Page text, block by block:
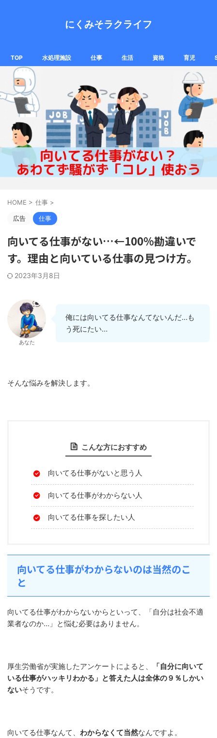
にくみそラクライフ
TOP 水処理施設 仕事 生活 資格 育児
HOME > 仕事 >
広告 仕事
向いてる仕事がない…←100%勘違いで
す。理由と向いている仕事の見つけ方。
2023年3月8日
あなた
俺には向いてる仕事なんてないんだ…も
う死にたい…
そんな悩みを解決します。
こんな方におすすめ
向いてる仕事がないと思う人
向いてる仕事がわからない人
向いてる仕事を探したい人
向いてる仕事がわからないのは当然のこ
と
向いてる仕事がわからないからといって、「自分は社会不適
業者なのか…」と悩む必要はありません。
厚生労働省が実施したアンケートによると、
「自分に向いて
いる仕事がハッキリわかる」と答えた人は全体の９％しかい
ないそうです。
向いてる仕事なんて、 わからなくて当然なんですよ。